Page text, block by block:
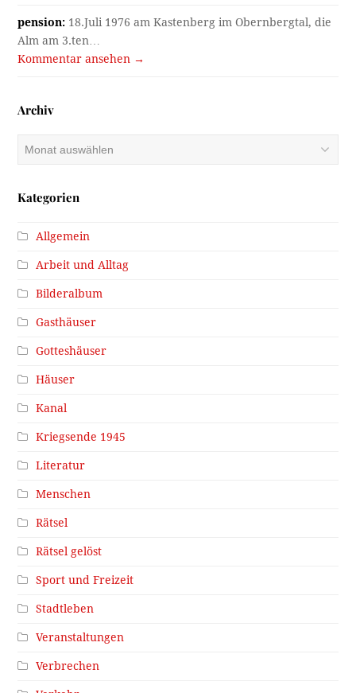
pension: 18.Juli 1976 am Kastenberg im Obernbergtal, die
Alm am 3.ten…
Kommentar ansehen →
Archiv
Kategorien
Allgemein
Arbeit und Alltag
Bilderalbum
Gasthäuser
Gotteshäuser
Häuser
Kanal
Kriegsende 1945
Literatur
Menschen
Rätsel
Rätsel gelöst
Sport und Freizeit
Stadtleben
Veranstaltungen
Verbrechen